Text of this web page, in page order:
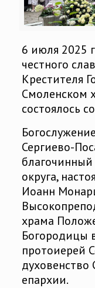
6 июля 2025
честного
Крестителя
Смоленском
состоялось
Сергиево-
благочинный
округа,
Иоанн
храма
Богородицы
протоиерей
духовенство
епархии.